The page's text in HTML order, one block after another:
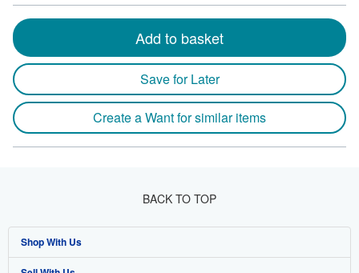
Add to basket
Save for Later
Create a Want for similar items
BACK TO TOP
Shop With Us